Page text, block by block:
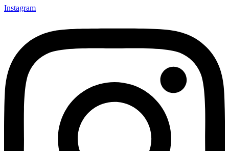
Instagram